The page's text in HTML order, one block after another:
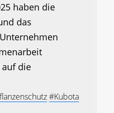
haben die
das
auf die
#Kubota